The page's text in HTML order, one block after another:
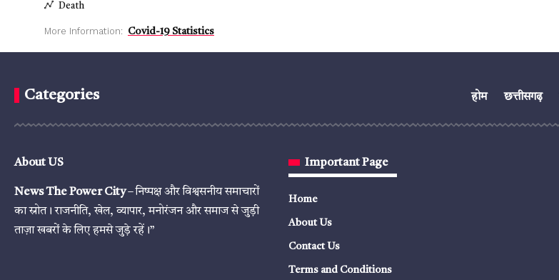
Death
More Information: Covid-19 Statistics
Categories होम छत्तीसगढ़
About US
News The Power City– निष्पक्ष और विश्वसनीय समाचारों
का स्रोत। राजनीति, खेल, व्यापार, मनोरंजन और समाज से जुड़ी
ताज़ा खबरों के लिए हमसे जुड़े रहें।”
Important Page
Home
About Us
Contact Us
Terms and Conditions